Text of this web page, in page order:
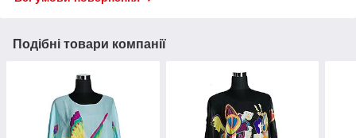
Подібні товари компанії